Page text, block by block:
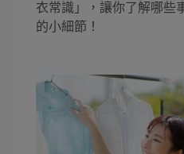
衣常識」，讓你了解哪些
的小細節！